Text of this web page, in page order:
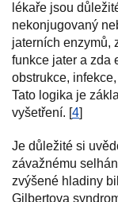
lékaře jsou
nekonjugovaný
jaterních enzymů,
funkce jater a zda
obstrukce,
Tato logika je
vyšetření. [4]
Je důležité si
závažnému
zvýšené hladiny
Gilbertova